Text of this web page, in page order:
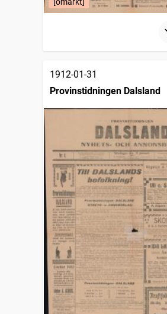
1912-01-31
Provinstidningen Dalsland